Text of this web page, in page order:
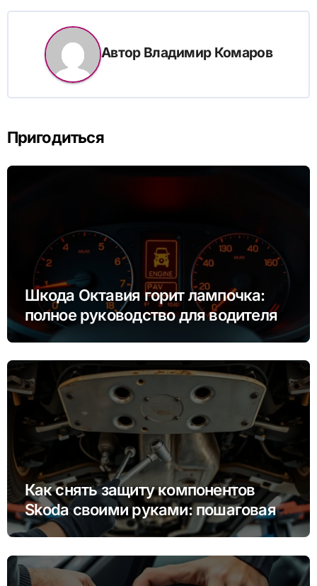
Автор Владимир Комаров
Пригодиться
Шкода Октавия горит лампочка:
полное руководство для водителя
Как снять защиту компонентов
Skoda своими руками: пошаговая
инструкция для Rapid, Octavia и